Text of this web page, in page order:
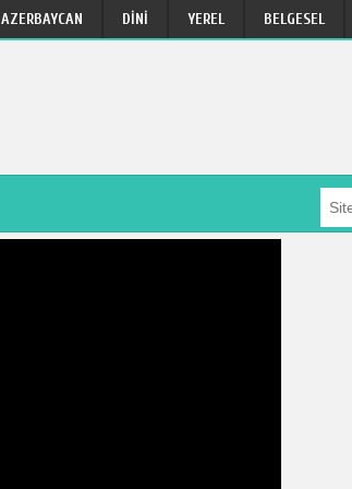
AZERBAYCAN DINI YEREL BELGESEL